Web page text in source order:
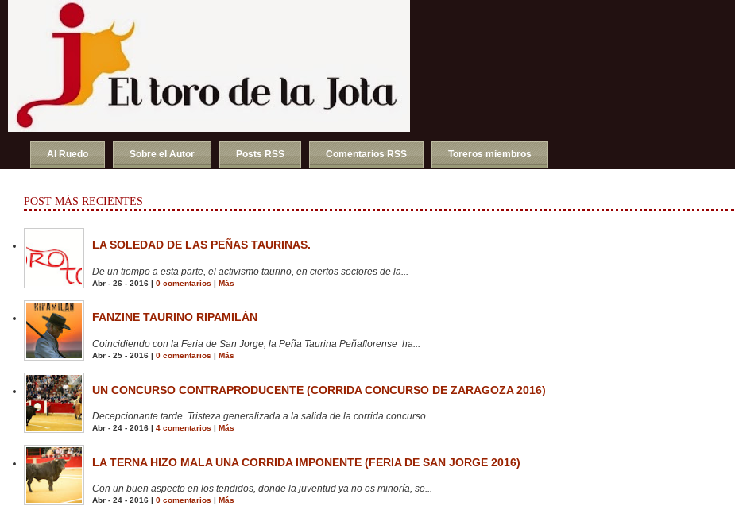
Al Ruedo Sobre el Autor Posts RSS Comentarios RSS Toreros miembros
POST MÁS RECIENTES
LA SOLEDAD DE LAS PEÑAS TAURINAS.
De un tiempo a esta parte, el activismo taurino, en ciertos sectores de la...
Abr - 26 - 2016 | 0 comentarios | Más
FANZINE TAURINO RIPAMILÁN
Coincidiendo con la Feria de San Jorge, la Peña Taurina Peñaflorense ha...
Abr - 25 - 2016 | 0 comentarios | Más
UN CONCURSO CONTRAPRODUCENTE (CORRIDA CONCURSO DE ZARAGOZA 2016)
Decepcionante tarde. Tristeza generalizada a la salida de la corrida concurso...
Abr - 24 - 2016 | 4 comentarios | Más
LA TERNA HIZO MALA UNA CORRIDA IMPONENTE (FERIA DE SAN JORGE 2016)
Con un buen aspecto en los tendidos, donde la juventud ya no es minoría, se...
Abr - 24 - 2016 | 0 comentarios Más